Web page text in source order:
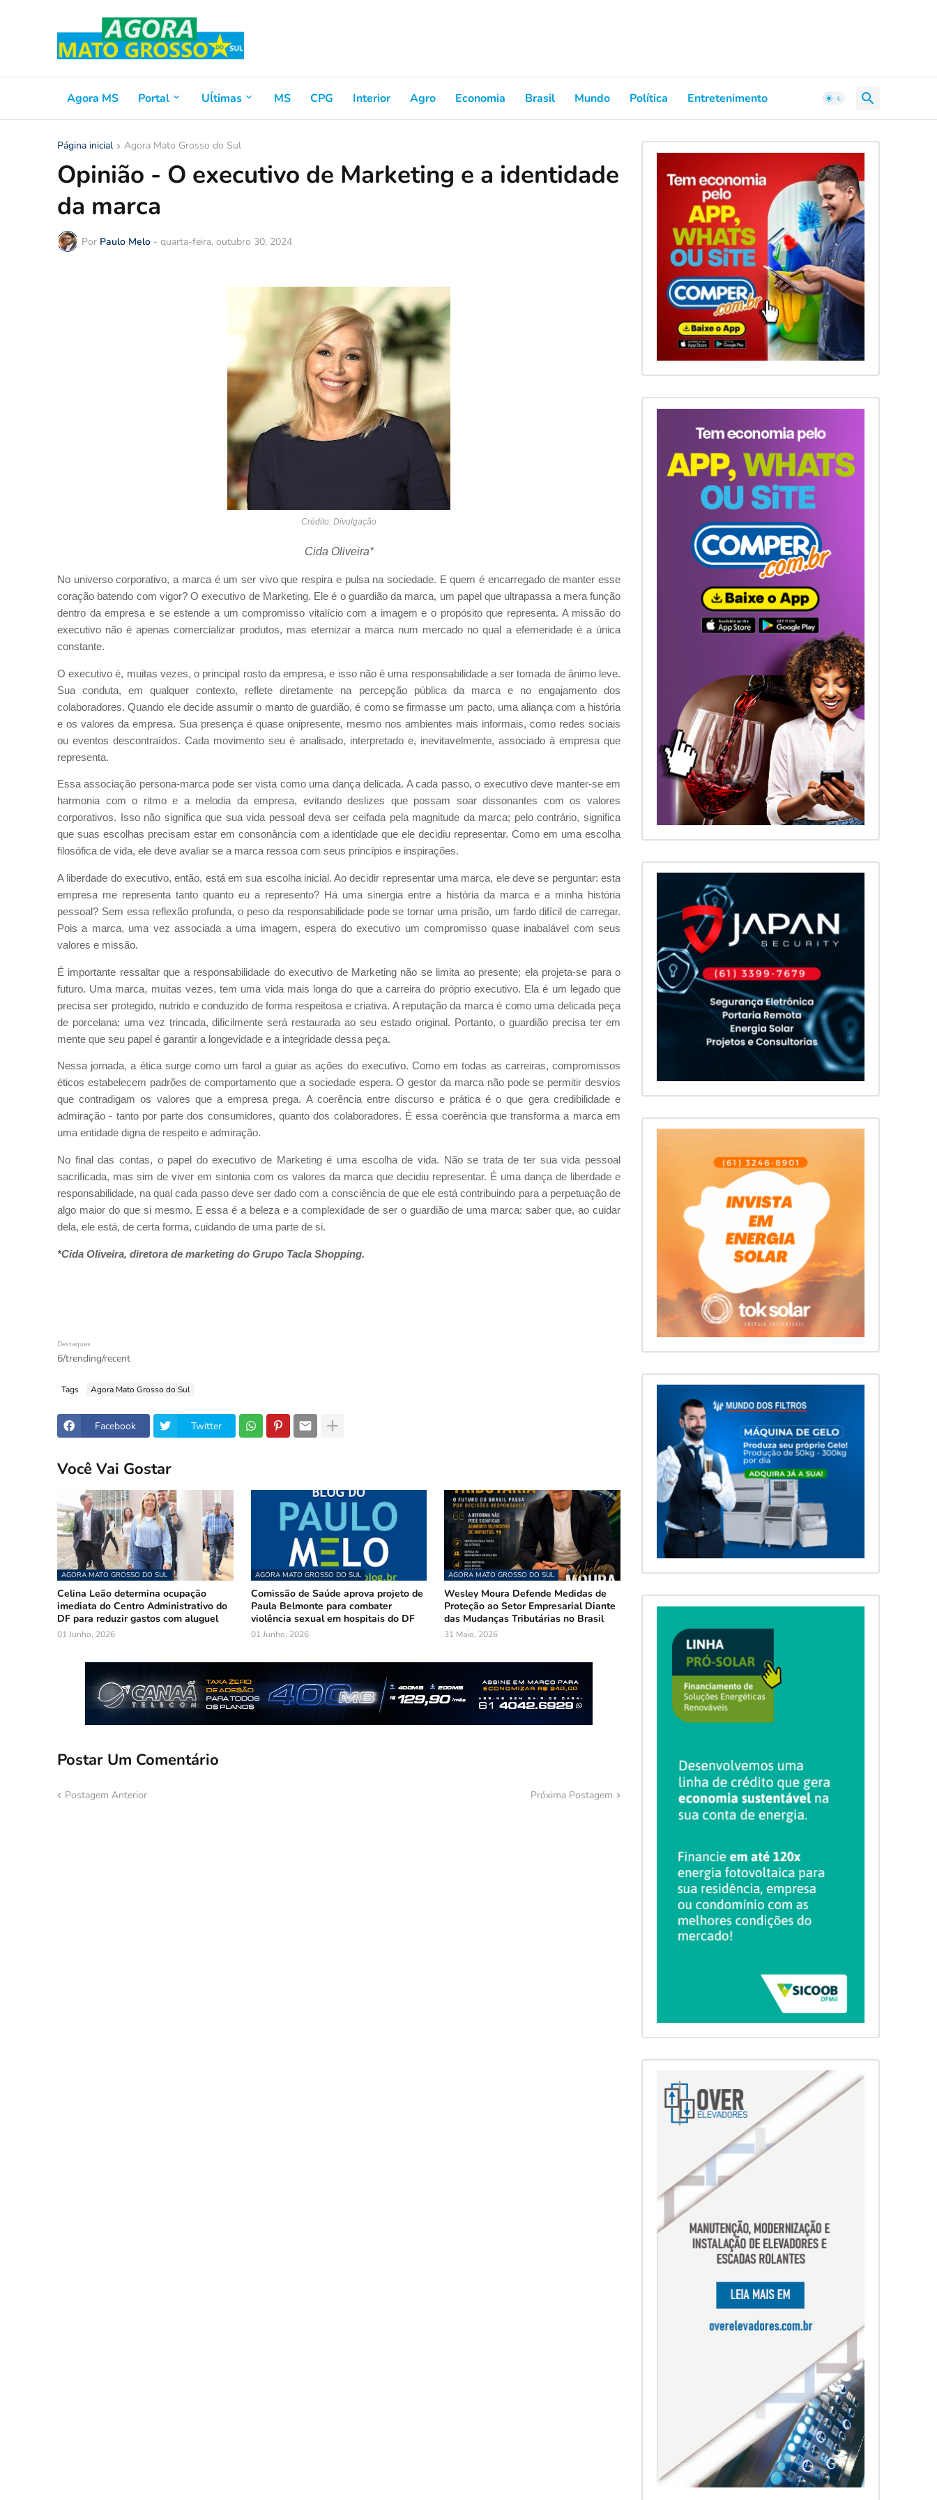
Agora MS Portal Uĺtimas MS CPG Interior Agro Economia Brasil Mundo Política Entretenimento
Página inicial Agora Mato Grosso do Sul
Opinião - O executivo de Marketing e a identidade
da marca
Por Paulo Melo - quarta-feira, outubro 30, 2024
Crédito: Divulgação
Cida Oliveira*
No universo corporativo, a marca é um ser vivo que respira e pulsa na sociedade. E quem é encarregado de manter esse
coração batendo com vigor? O executivo de Marketing. Ele é o guardião da marca, um papel que ultrapassa a mera função
dentro da empresa e se estende a um compromisso vitalício com a imagem e o propósito que representa. A missão do
executivo não é apenas comercializar produtos, mas eternizar a marca num mercado no qual a efemeridade é a única
constante.
O executivo é, muitas vezes, o principal rosto da empresa, e isso não é uma responsabilidade a ser tomada de ânimo leve.
Sua conduta, em qualquer contexto, reflete diretamente na percepção pública da marca e no engajamento dos
colaboradores. Quando ele decide assumir o manto de guardião, é como se firmasse um pacto, uma aliança com a história
e os valores da empresa. Sua presença é quase onipresente, mesmo nos ambientes mais informais, como redes sociais
ou eventos descontraídos. Cada movimento seu é analisado, interpretado e, inevitavelmente, associado à empresa que
representa.
Essa associação persona-marca pode ser vista como uma dança delicada. A cada passo, o executivo deve manter-se em
harmonia com o ritmo e a melodia da empresa, evitando deslizes que possam soar dissonantes com os valores
corporativos. Isso não significa que sua vida pessoal deva ser ceifada pela magnitude da marca; pelo contrário, significa
que suas escolhas precisam estar em consonância com a identidade que ele decidiu representar. Como em uma escolha
filosófica de vida, ele deve avaliar se a marca ressoa com seus princípios e inspirações.
A liberdade do executivo, então, está em sua escolha inicial. Ao decidir representar uma marca, ele deve se perguntar: esta
empresa me representa tanto quanto eu a represento? Há uma sinergia entre a história da marca e a minha história
pessoal? Sem essa reflexão profunda, o peso da responsabilidade pode se tornar uma prisão, um fardo difícil de carregar.
Pois a marca, uma vez associada a uma imagem, espera do executivo um compromisso quase inabalável com seus
valores e missão.
É importante ressaltar que a responsabilidade do executivo de Marketing não se limita ao presente; ela projeta-se para o
futuro. Uma marca, muitas vezes, tem uma vida mais longa do que a carreira do próprio executivo. Ela é um legado que
precisa ser protegido, nutrido e conduzido de forma respeitosa e criativa. A reputação da marca é como uma delicada peça
de porcelana: uma vez trincada, dificilmente será restaurada ao seu estado original. Portanto, o guardião precisa ter em
mente que seu papel é garantir a longevidade e a integridade dessa peça.
Nessa jornada, a ética surge como um farol a guiar as ações do executivo. Como em todas as carreiras, compromissos
éticos estabelecem padrões de comportamento que a sociedade espera. O gestor da marca não pode se permitir desvios
que contradigam os valores que a empresa prega. A coerência entre discurso e prática é o que gera credibilidade e
admiração - tanto por parte dos consumidores, quanto dos colaboradores. É essa coerência que transforma a marca em
uma entidade digna de respeito e admiração.
No final das contas, o papel do executivo de Marketing é uma escolha de vida. Não se trata de ter sua vida pessoal
sacrificada, mas sim de viver em sintonia com os valores da marca que decidiu representar. É uma dança de liberdade e
responsabilidade, na qual cada passo deve ser dado com a consciência de que ele está contribuindo para a perpetuação de
algo maior do que si mesmo. E essa é a beleza e a complexidade de ser o guardião de uma marca: saber que, ao cuidar
dela, ele está, de certa forma, cuidando de uma parte de si.
*Cida Oliveira, diretora de marketing do Grupo Tacla Shopping.
Destaques
6/trending/recent
Tags Agora Mato Grosso do Sul
Facebook Twitter
Você Vai Gostar
AGORA MATO GROSSO DO SUL
Celina Leão determina ocupação
imediata do Centro Administrativo do
DF para reduzir gastos com aluguel
01 Junho, 2026
AGORA MATO GROSSO DO SUL
Comissão de Saúde aprova projeto de
Paula Belmonte para combater
violência sexual em hospitais do DF
01 Junho, 2026
AGORA MATO GROSSO DO SUL
Wesley Moura Defende Medidas de
Proteção ao Setor Empresarial Diante
das Mudanças Tributárias no Brasil
31 Maio, 2026
Postar Um Comentário
Postagem Anterior Próxima Postagem